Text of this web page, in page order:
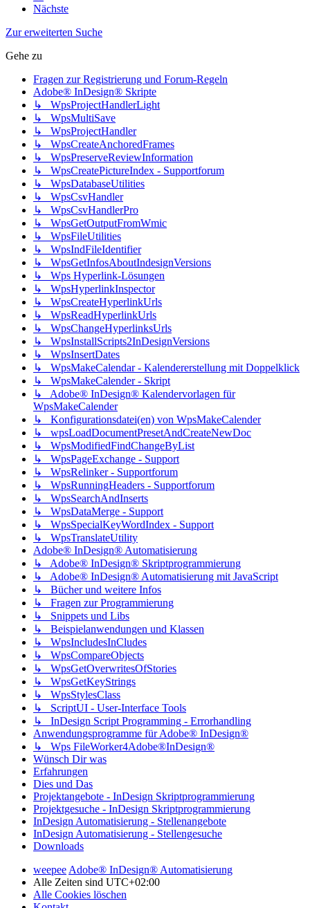
Nächste
Zur erweiterten Suche
Gehe zu
Fragen zur Registrierung und Forum-Regeln
Adobe® InDesign® Skripte
↳ WpsProjectHandlerLight
↳ WpsMultiSave
↳ WpsProjectHandler
↳ WpsCreateAnchoredFrames
↳ WpsPreserveReviewInformation
↳ WpsCreatePictureIndex - Supportforum
↳ WpsDatabaseUtilities
↳ WpsCsvHandler
↳ WpsCsvHandlerPro
↳ WpsGetOutputFromWmic
↳ WpsFileUtilities
↳ WpsIndFileIdentifier
↳ WpsGetInfosAboutIndesignVersions
↳ Wps Hyperlink-Lösungen
↳ WpsHyperlinkInspector
↳ WpsCreateHyperlinkUrls
↳ WpsReadHyperlinkUrls
↳ WpsChangeHyperlinksUrls
↳ WpsInstallScripts2InDesignVersions
↳ WpsInsertDates
↳ WpsMakeCalendar - Kalendererstellung mit Doppelklick
↳ WpsMakeCalender - Skript
↳ Adobe® InDesign® Kalendervorlagen für
WpsMakeCalender
↳ Konfigurationsdatei(en) von WpsMakeCalender
↳ wpsLoadDocumentPresetAndCreateNewDoc
↳ WpsModifiedFindChangeByList
↳ WpsPageExchange - Support
↳ WpsRelinker - Supportforum
↳ WpsRunningHeaders - Supportforum
↳ WpsSearchAndInserts
↳ WpsDataMerge - Support
↳ WpsSpecialKeyWordIndex - Support
↳ WpsTranslateUtility
Adobe® InDesign® Automatisierung
↳ Adobe® InDesign® Skriptprogrammierung
↳ Adobe® InDesign® Automatisierung mit JavaScript
↳ Bücher und weitere Infos
↳ Fragen zur Programmierung
↳ Snippets und Libs
↳ Beispielanwendungen und Klassen
↳ WpsIncludesInCludes
↳ WpsCompareObjects
↳ WpsGetOverwritesOfStories
↳ WpsGetKeyStrings
↳ WpsStylesClass
↳ ScriptUI - User-Interface Tools
↳ InDesign Script Programming - Errorhandling
Anwendungsprogramme für Adobe® InDesign®
↳ Wps FileWorker4Adobe®InDesign®
Wünsch Dir was
Erfahrungen
Dies und Das
Projektangebote - InDesign Skriptprogrammierung
Projektgesuche - InDesign Skriptprogrammierung
InDesign Automatisierung - Stellenangebote
InDesign Automatisierung - Stellengesuche
Downloads
weepeeAdobe® InDesign® Automatisierung
Alle Zeiten sind UTC+02:00
Alle Cookies löschen